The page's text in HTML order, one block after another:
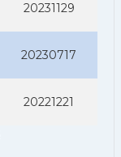
20231129
20230717
20221221